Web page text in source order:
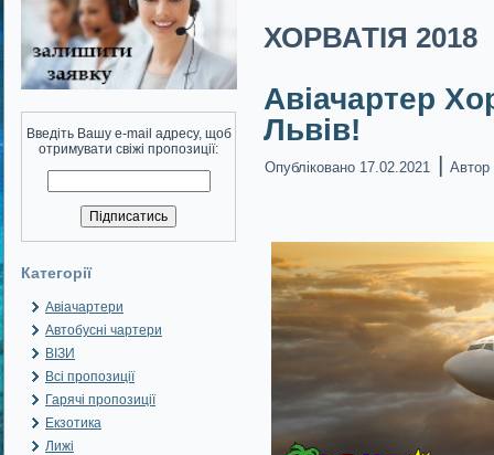
Введіть Вашу e-mail адресу, щоб
отримувати свіжі пропозиції:
Категорії
Авіачартери
Автобусні чартери
ВІЗИ
Всі пропозиції
Гарячі пропозиції
Екзотика
Лижі
ХОРВАТІЯ 2018
Авіачартер
Львів!
Опубліковано 17.02.2021 | Автор